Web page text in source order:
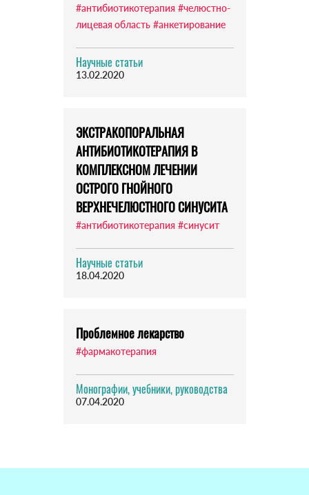
#антибиотикотерапия #челюстно-
лицевая область #анкетирование
Научные статьи
13.02.2020
ЭКСТРАКОПОРАЛЬНАЯ
АНТИБИОТИКОТЕРАПИЯ В
КОМПЛЕКСНОМ ЛЕЧЕНИИ
ОСТРОГО ГНОЙНОГО
ВЕРХНЕЧЕЛЮСТНОГО СИНУСИТА
#антибиотикотерапия #синусит
Научные статьи
18.04.2020
Проблемное лекарство
#фармакотерапия
Монографии, учебники, руководства
07.04.2020